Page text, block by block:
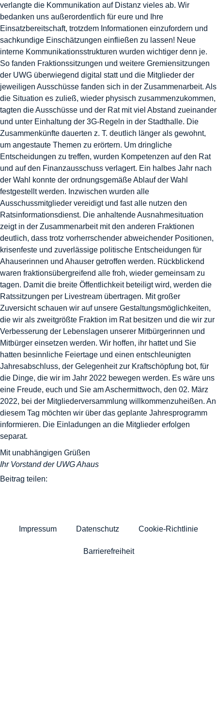
verlangte die Kommunikation auf Distanz vieles ab. Wir
bedanken uns außerordentlich für eure und Ihre
Einsatzbereitschaft, trotzdem Informationen einzufordern und
sachkundige Einschätzungen einfließen zu lassen! Neue
interne Kommunikationsstrukturen wurden wichtiger denn je.
So fanden Fraktionssitzungen und weitere Gremiensitzungen
der UWG überwiegend digital statt und die Mitglieder der
jeweiligen Ausschüsse fanden sich in der Zusammenarbeit. Als
die Situation es zuließ, wieder physisch zusammenzukommen,
tagten die Ausschüsse und der Rat mit viel Abstand zueinander
und unter Einhaltung der 3G-Regeln in der Stadthalle. Die
Zusammenkünfte dauerten z. T. deutlich länger als gewohnt,
um angestaute Themen zu erörtern. Um dringliche
Entscheidungen zu treffen, wurden Kompetenzen auf den Rat
und auf den Finanzausschuss verlagert. Ein halbes Jahr nach
der Wahl konnte der ordnungsgemäße Ablauf der Wahl
festgestellt werden. Inzwischen wurden alle
Ausschussmitglieder vereidigt und fast alle nutzen den
Ratsinformationsdienst. Die anhaltende Ausnahmesituation
zeigt in der Zusammenarbeit mit den anderen Fraktionen
deutlich, dass trotz vorherrschender abweichender Positionen,
krisenfeste und zuverlässige politische Entscheidungen für
Ahauserinnen und Ahauser getroffen werden. Rückblickend
waren fraktionsübergreifend alle froh, wieder gemeinsam zu
tagen. Damit die breite Öffentlichkeit beteiligt wird, werden die
Ratssitzungen per Livestream übertragen. Mit großer
Zuversicht schauen wir auf unsere Gestaltungsmöglichkeiten,
die wir als zweitgrößte Fraktion im Rat besitzen und die wir zur
Verbesserung der Lebenslagen unserer Mitbürgerinnen und
Mitbürger einsetzen werden. Wir hoffen, ihr hattet und Sie
hatten besinnliche Feiertage und einen entschleunigten
Jahresabschluss, der Gelegenheit zur Kraftschöpfung bot, für
die Dinge, die wir im Jahr 2022 bewegen werden. Es wäre uns
eine Freude, euch und Sie am Aschermittwoch, den 02. März
2022, bei der Mitgliederversammlung willkommenzuheißen. An
diesem Tag möchten wir über das geplante Jahresprogramm
informieren. Die Einladungen an die Mitglieder erfolgen
separat.
Mit unabhängigen Grüßen
Ihr Vorstand der UWG Ahaus
Beitrag teilen:
Impressum Datenschutz Cookie-Richtlinie
Barrierefreiheit